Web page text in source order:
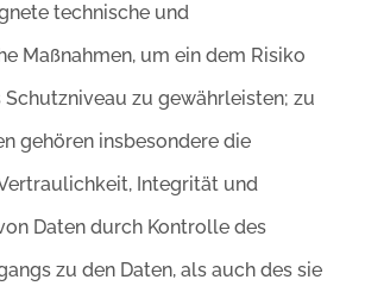
technische und
Maßnahmen, um ein dem Risiko
Schutzniveau zu gewährleisten; zu
gehören insbesondere die
Integrität und
Daten durch Kontrolle des
zu den Daten, als auch des sie